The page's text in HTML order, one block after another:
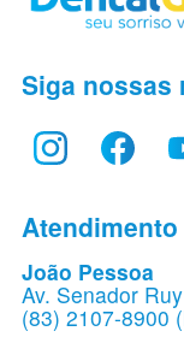
Siga nossas
João Pessoa
Av. Senador
(83) 2107-8900